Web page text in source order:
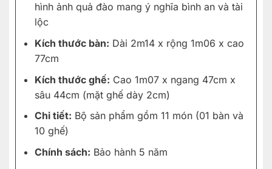
hình ảnh quả đào mang ý nghĩa bình an và tài
lộc
Kích thước bàn: Dài 2m14 x rộng 1m06 x cao
77cm
Kích thước ghế: Cao 1m07 x ngang 47cm x
sâu 44cm (mặt ghế dày 2cm)
Chi tiết: Bộ sản phẩm gồm 11 món (01 bàn và
10 ghế)
Chính sách: Bảo hành 5 năm